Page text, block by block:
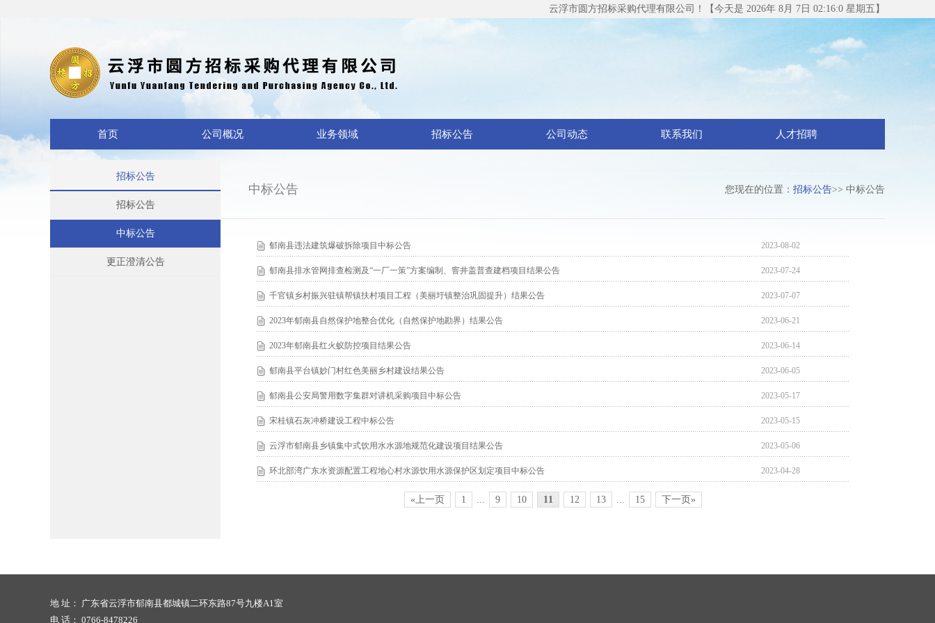
云浮市圆方招标采购代理有限公司！【今天是 2026年 8月 7日 02:16:0 星期五】
首页 公司概况 业务领域 招标公告 公司动态 联系我们 人才招聘
招标公告
招标公告
中标公告
更正澄清公告
中标公告 您现在的位置： 招标公告>> 中标公告
郁南县违法建筑爆破拆除项目中标公告 2023-08-02
郁南县排水管网排查检测及“一厂一策”方案编制、窨井盖普查建档项目结果公告 2023-07-24
千官镇乡村振兴驻镇帮镇扶村项目工程（美丽圩镇整治巩固提升）结果公告 2023-07-07
2023年郁南县自然保护地整合优化（自然保护地勘界）结果公告 2023-06-21
2023年郁南县红火蚁防控项目结果公告 2023-06-14
郁南县平台镇妙门村红色美丽乡村建设结果公告 2023-06-05
郁南县公安局警用数字集群对讲机采购项目中标公告 2023-05-17
宋桂镇石灰冲桥建设工程中标公告 2023-05-15
云浮市郁南县乡镇集中式饮用水水源地规范化建设项目结果公告 2023-05-06
环北部湾广东水资源配置工程地心村水源饮用水源保护区划定项目中标公告 2023-04-28
«上一页 1 ... 9 10 11 12 13 ... 15 下一页»
地 址： 广东省云浮市郁南县都城镇二环东路87号九楼A1室
电 话： 0766-8478226